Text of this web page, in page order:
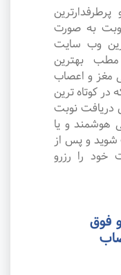
به صورت
وب سایت
بهترین
و اعصاب
در کوتاه ترین
دریافت نوبت
هوشمند و یا
و پس از
خود را رزرو
فوق